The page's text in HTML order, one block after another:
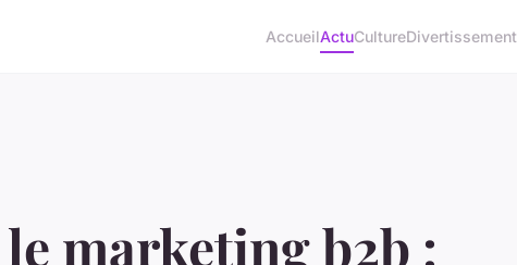
AccueilActuCultureDivertissement
marketing b2b :